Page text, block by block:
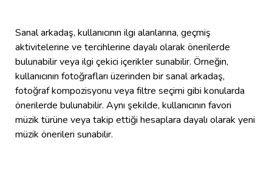
Sanal arkadaş, kullanıcının ilgi alanlarına, geçmiş
aktivitelerine ve tercihlerine dayalı olarak önerilerde
bulunabilir veya ilgi çekici içerikler sunabilir. Örneğin,
kullanıcının fotoğrafları üzerinden bir sanal arkadaş,
fotoğraf kompozisyonu veya filtre seçimi gibi konularda
önerilerde bulunabilir. Aynı şekilde, kullanıcının favori
müzik türüne veya takip ettiği hesaplara dayalı olarak yeni
müzik önerileri sunabilir.